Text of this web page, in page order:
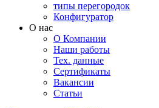
типы перегородок
Конфигуратор
О нас
О Компании
Наши работы
Тех. данные
Сертификаты
Вакансии
Статьи